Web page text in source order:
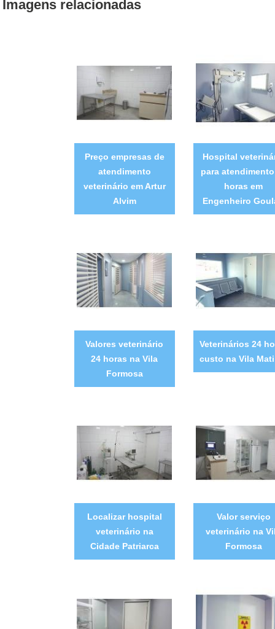
Imagens relacionadas
Preço empresas de
atendimento
veterinário em Artur
Alvim
Hospital
para
horas em
Engenheiro
Valores veterinário
24 horas na Vila
Formosa
Veterinários 24
custo na Vila
Localizar hospital
veterinário na
Cidade Patriarca
Valor serviço
veterinário na
Formosa